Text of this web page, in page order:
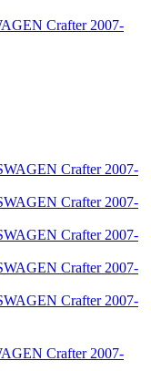
Crafter 2007-
Crafter 2007-